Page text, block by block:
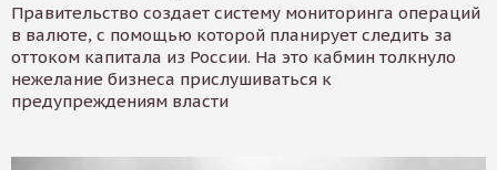
Правительство создает систему мониторинга операций
в валюте, с помощью которой планирует следить за
оттоком капитала из России. На это кабмин толкнуло
нежелание бизнеса прислушиваться к
предупреждениям власти